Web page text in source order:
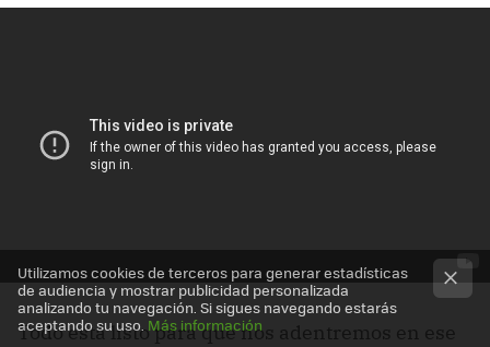
Todo está listo para que nos adentremos en ese
Utilizamos cookies de terceros para generar estadísticas
de audiencia y mostrar publicidad personalizada
analizando tu navegación. Si sigues navegando estarás
aceptando su uso.Más información